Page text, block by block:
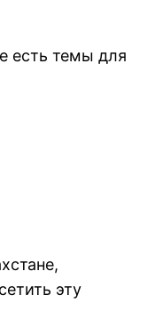
есть темы для
эту